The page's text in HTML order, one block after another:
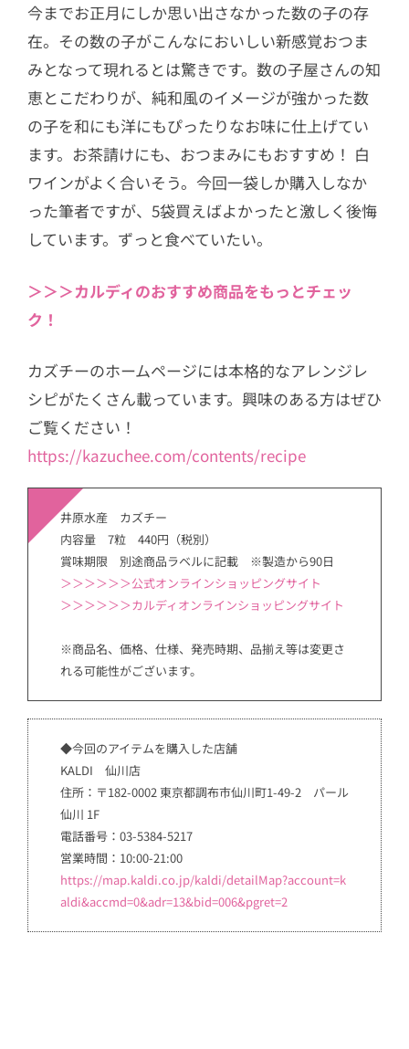
今までお正月にしか思い出さなかった数の子の存
在。その数の子がこんなにおいしい新感覚おつま
みとなって現れるとは驚きです。数の子屋さんの知
恵とこだわりが、純和風のイメージが強かった数
の子を和にも洋にもぴったりなお味に仕上げてい
ます。お茶請けにも、おつまみにもおすすめ！ 白
ワインがよく合いそう。今回一袋しか購入しなか
った筆者ですが、5袋買えばよかったと激しく後悔
しています。ずっと食べていたい。
＞＞＞カルディのおすすめ商品をもっとチェッ
ク！
カズチーのホームページには本格的なアレンジレ
シピがたくさん載っています。興味のある方はぜひ
ご覧ください！
https://kazuchee.com/contents/recipe
井原水産 カズチー
内容量 7粒 440円（税別）
賞味期限 別途商品ラベルに記載 ※製造から90日
＞＞＞＞＞＞公式オンラインショッピングサイト
＞＞＞＞＞＞カルディオンラインショッピングサイト
※商品名、価格、仕様、発売時期、品揃え等は変更さ
れる可能性がございます。
◆今回のアイテムを購入した店舗
KALDI 仙川店
住所：〒182-0002 東京都調布市仙川町1-49-2 パール
仙川 1F
電話番号：03-5384-5217
営業時間：10:00-21:00
https://map.kaldi.co.jp/kaldi/detailMap?account=k
aldi&accmd=0&adr=13&bid=006&pgret=2